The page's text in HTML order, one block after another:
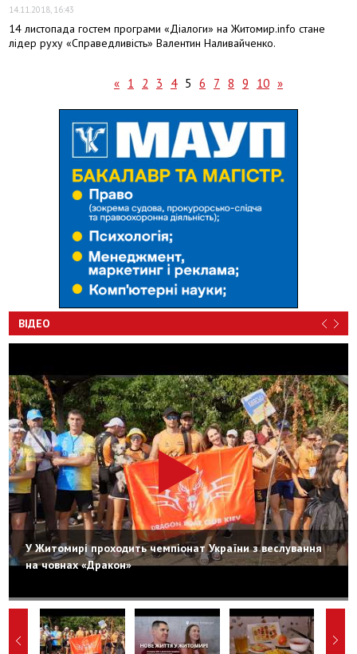
14.11.2018, 16:43
14 листопада гостем програми «Діалоги» на Житомир.info стане
лідер руху «Справедливість» Валентин Наливайченко.
« 1 2 3 4 5 6 7 8 9 10 »
ВІДЕО
У Житомирі проходить чемпіонат України з веслування
на човнах «Дракон»